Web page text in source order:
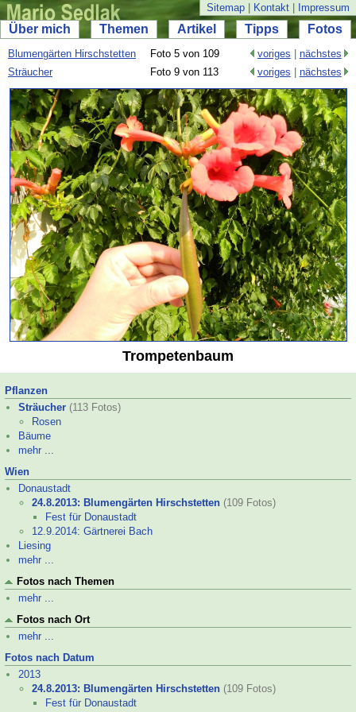
Sitemap Kontakt Impressum
Über mich Themen Artikel Tipps Fotos
Blumengärten Hirschstetten Foto 5 von 109 voriges
nächstes
Sträucher
Foto 9 von 113 voriges nächstes
Trompetenbaum
Pflanzen
Sträucher (113 Fotos)
Rosen
Bäume
mehr ...
Wien
Donaustadt
24.8.2013: Blumengärten Hirschstetten (109 Fotos)
Fest für Donaustadt
12.9.2014: Gärtnerei Bach
Liesing
mehr ...
Fotos nach Themen
mehr ...
Fotos nach Ort
mehr ...
Fotos nach Datum
2013
24.8.2013: Blumengärten Hirschstetten (109 Fotos)
Fest für Donaustadt